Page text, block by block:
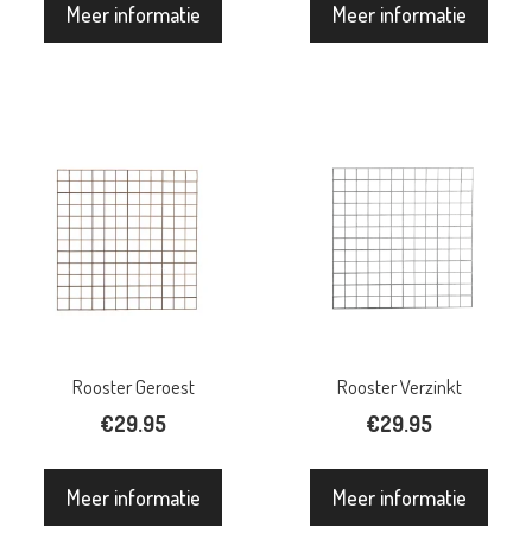
Meer informatie
was:
is:
Meer informatie
Rooster Geroest
€29.95
Meer informatie
Rooster Verzinkt
€29.95
Meer informatie